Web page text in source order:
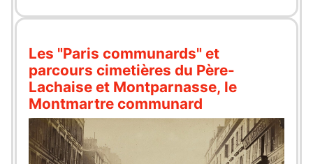
Les "Paris communards" et
parcours cimetières du Père-
Lachaise et Montparnasse, le
Montmartre communard